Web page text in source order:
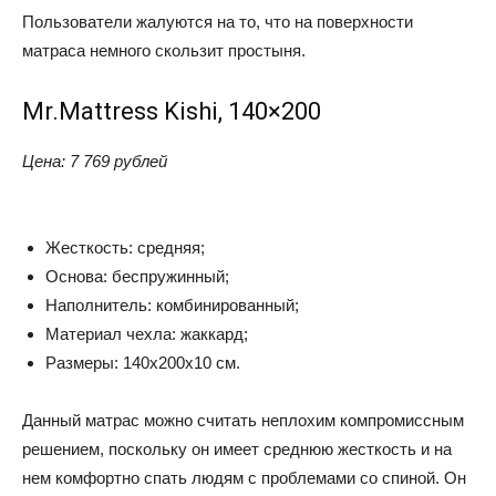
Пользователи жалуются на то, что на поверхности
матраса немного скользит простыня.
Mr.Mattress Kishi, 140×200
Цена: 7 769 рублей
Жесткость: средняя;
Основа: беспружинный;
Наполнитель: комбинированный;
Материал чехла: жаккард;
Размеры: 140x200x10 см.
Данный матрас можно считать неплохим компромиссным
решением, поскольку он имеет среднюю жесткость и на
нем комфортно спать людям с проблемами со спиной. Он